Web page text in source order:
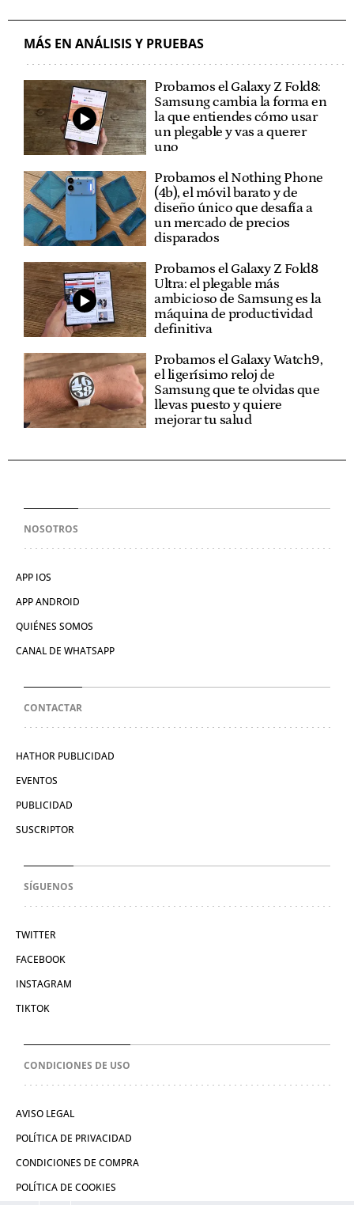
MÁS EN ANÁLISIS Y PRUEBAS
Probamos el Galaxy Z Fold8:
Samsung cambia la forma en
la que entiendes cómo usar
un plegable y vas a querer
uno
Probamos el Nothing Phone
(4b), el móvil barato y de
diseño único que desafía a
un mercado de precios
disparados
Probamos el Galaxy Z Fold8
Ultra: el plegable más
ambicioso de Samsung es la
máquina de productividad
definitiva
Probamos el Galaxy Watch9,
el ligerísimo reloj de
Samsung que te olvidas que
llevas puesto y quiere
mejorar tu salud
NOSOTROS
APP IOS
APP ANDROID
QUIÉNES SOMOS
CANAL DE WHATSAPP
CONTACTAR
HATHOR PUBLICIDAD
EVENTOS
PUBLICIDAD
SUSCRIPTOR
SÍGUENOS
TWITTER
FACEBOOK
INSTAGRAM
TIKTOK
CONDICIONES DE USO
AVISO LEGAL
POLÍTICA DE PRIVACIDAD
CONDICIONES DE COMPRA
POLÍTICA DE COOKIES